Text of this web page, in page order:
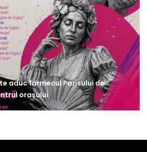
aduc farmecul Parisului de
orașului